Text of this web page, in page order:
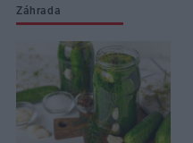
Záhrada